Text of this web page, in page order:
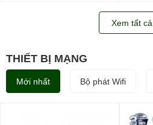
Xem tất cả
THIẾT BỊ MẠNG
Mới nhất Bộ phát Wifi